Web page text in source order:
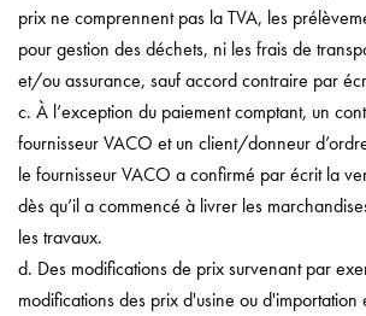
prix ne comprennent pas la TVA, les
pour gestion des déchets, ni les frais de
et/ou assurance, sauf accord contraire par
c. À l’exception du paiement comptant, un
fournisseur VACO et un client/donneur
le fournisseur VACO a confirmé par écrit la
dès qu’il a commencé à livrer les
les travaux.
d. Des modifications de prix survenant par
modifications des prix d'usine ou